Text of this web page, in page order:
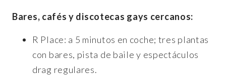
Bares, cafés y discotecas gays cercanos:
R Place: a 5 minutos en coche; tres plantas
con bares, pista de baile y espectáculos
drag regulares.